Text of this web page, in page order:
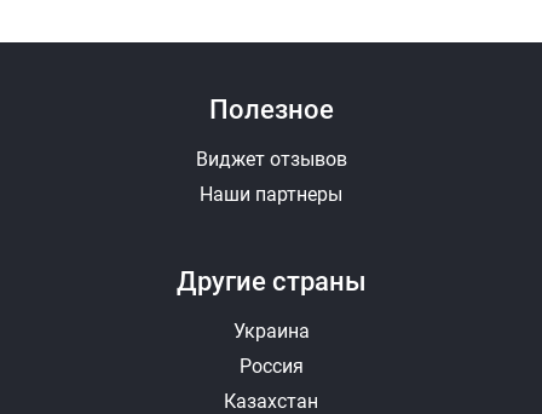
Другие страны
Украина
Россия
Казахстан
Полезное
Виджет отзывов
Наши партнеры